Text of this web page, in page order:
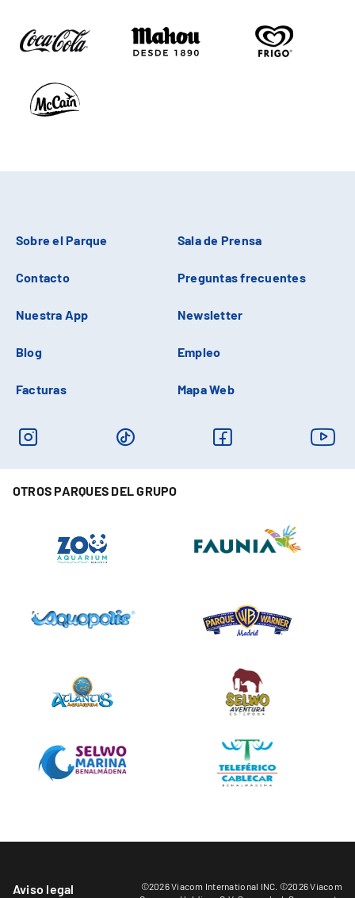
Sobre el Parque Sala de Prensa
Contacto Preguntas frecuentes
Nuestra App Newsletter
Blog Empleo
Facturas Mapa Web
OTROS PARQUES DEL GRUPO
Aviso legal
©2026 Viacom International INC. ©2026 Viacom